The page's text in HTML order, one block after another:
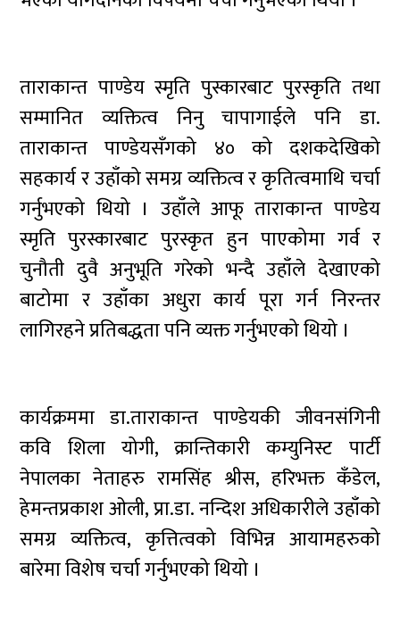
ताराकान्त पाण्डेय स्मृति पुस्कारबाट पुरस्कृति तथा
सम्मानित व्यक्तित्व निनु चापागाईले पनि डा.
ताराकान्त पाण्डेयसँगको ४० को दशकदेखिको
सहकार्य र उहाँको समग्र व्यक्तित्व र कृतित्वमाथि चर्चा
गर्नुभएको थियो । उहाँले आफू ताराकान्त पाण्डेय
स्मृति पुरस्कारबाट पुरस्कृत हुन पाएकोमा गर्व र
चुनौती दुवै अनुभूति गरेको भन्दै उहाँले देखाएको
बाटोमा र उहाँका अधुरा कार्य पूरा गर्न निरन्तर
लागिरहने प्रतिबद्धता पनि व्यक्त गर्नुभएको थियो ।
कार्यक्रममा डा.ताराकान्त पाण्डेयकी जीवनसंगिनी
कवि शिला योगी, क्रान्तिकारी कम्युनिस्ट पार्टी
नेपालका नेताहरु रामसिंह श्रीस, हरिभक्त कँडेल,
हेमन्तप्रकाश ओली, प्रा.डा. नन्दिश अधिकारीले उहाँको
समग्र व्यक्तित्व, कृत्तित्वको विभिन्न आयामहरुको
बारेमा विशेष चर्चा गर्नुभएको थियो ।